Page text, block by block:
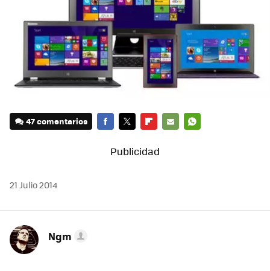
47 comentarios
21 Julio 2014
Ngm